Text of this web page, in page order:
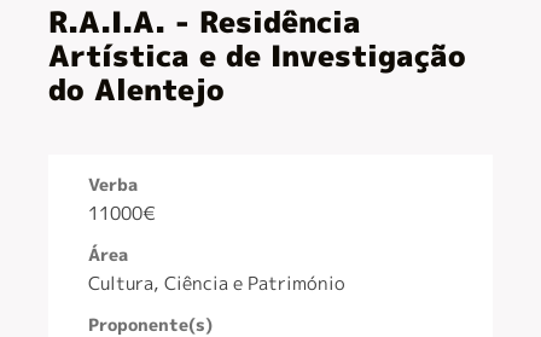
R.A.I.A. - Residência
Artística e de Investigação
do Alentejo
Verba
11000€
Área
Cultura, Ciência e Património
Proponente(s)